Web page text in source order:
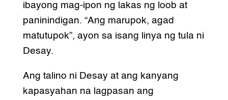
ibayong mag-ipon ng lakas ng loob at
paninindigan. “Ang marupok, agad
matutupok”, ayon sa isang linya ng tula ni
Desay.
Ang talino ni Desay at ang kanyang
kapasyahan na lagpasan ang